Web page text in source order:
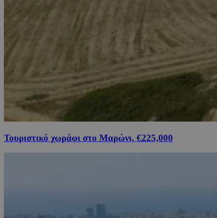
Τουριστικό χωράφι στο Μαρώνι, €225,000